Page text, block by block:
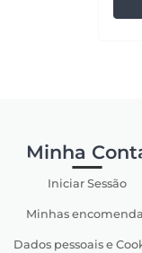
Minha
Iniciar Sessão
Minhas
Dados pessoais e